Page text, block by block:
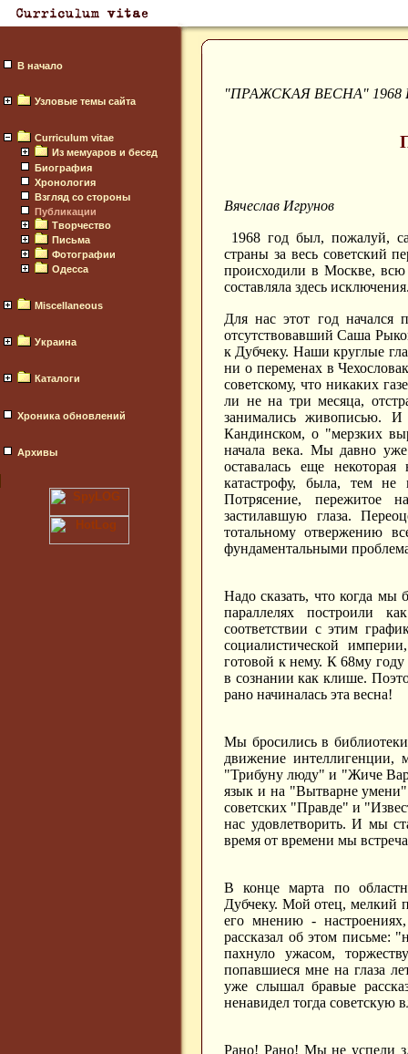
В начало
Узловые темы сайта
Curriculum vitae
Из мемуаров и бесед
Биография
Хронология
Взгляд со стороны
Публикации
Творчество
Письма
Фотографии
Одесса
Miscellaneous
Украина
Каталоги
Хроника обновлений
Архивы
"ПРАЖСКАЯ ВЕСНА" 1968
Вячеслав Игрунов
1968 год был, пожалуй,
страны за весь советский
происходили в Москве, всю
составляла здесь
Для нас этот год начался
отсутствовавший Саша
к Дубчеку. Наши круглые
ни о переменах в
советскому, что никаких
ли не на три месяца,
занимались живописью.
Кандинском, о "мерзких
начала века. Мы давно уже
оставалась еще
катастрофу, была, тем не
Потрясение, пережитое
застилавшую глаза.
тотальному отвержению
фундаментальными
Надо сказать, что когда мы
параллелях построили
соответствии с этим
социалистической
готовой к нему. К 68му
в сознании как клише.
рано начиналась эта весна!
Мы бросились в
движение интеллигенции,
"Трибуну люду" и "Жиче
язык и на "Вытварне
советских "Правде" и
нас удовлетворить. И мы
время от времени мы
В конце марта по
Дубчеку. Мой отец, мелкий
его мнению -
рассказал об этом письме:
пахнуло ужасом,
попавшиеся мне на глаза
уже слышал бравые
ненавидел тогда советскую
Рано! Рано! Мы не успели